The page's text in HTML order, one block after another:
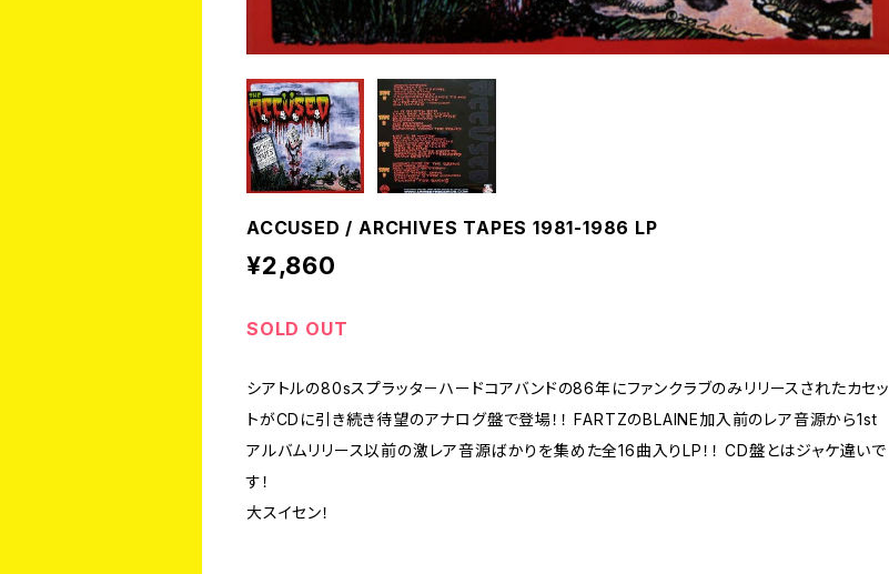
ACCUSED / ARCHIVES TAPES 1981-1986 LP
¥2,860
SOLD OUT
シアトルの80sスプラッタ－ハードコアバンドの86年にファンクラブのみリリースされたカセッ
トがCDに引き続き待望のアナログ盤で登場！！ FARTZのBLAINE加入前のレア音源から1st
アルバムリリース以前の激レア音源ばかりを集めた全16曲入りLP！！ CD盤とはジャケ違いで
す！
大スイセン！